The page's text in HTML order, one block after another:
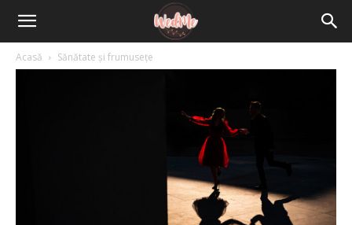
Acasă Sănătate și frumusețe